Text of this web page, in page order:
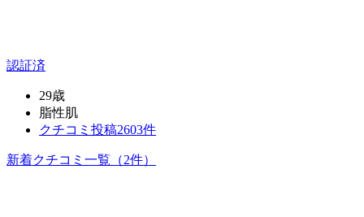
認証済
29歳
脂性肌
クチコミ投稿2603件
新着クチコミ一覧 （2件）